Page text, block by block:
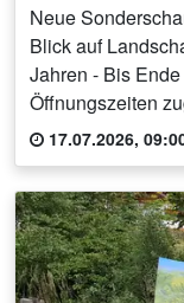
Neue
Blick auf
Jahren - Bis
Öffnungszeiten
17.07.2026,